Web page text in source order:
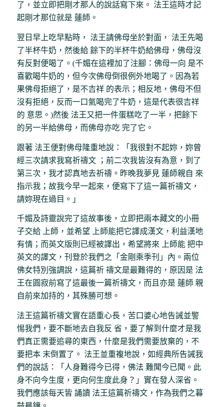
了，並立即把剛才那人的說話寫下來。 法王這時才記
起剛才那位就是 蓮師。
翌日早上吃早點時， 法王請佛母坐於對面， 法王先喝
了半杯牛奶，然後給 餘下的半杯牛奶給佛母，佛母沒
有反對便喝了。(千媚在這裡加了注腳：佛母一向 是不
喜歡喝牛奶的，但今次佛母倒很例外地喝了。因為若
果佛母拒絕了，是不吉祥 的表示；相反地，佛母不但
沒有拒絕，反而一口氣喝完了牛奶，這是代表很吉祥
的 意思。)然後 法王又把一件蛋糕吃了一半，把餘下
的另一半給佛母，而佛母亦吃 完了它。
跟著 法王便對佛母隆重地說：「我很對不起妳，妳曾
經三次請求我寫祈禱文 ；前二次我皆沒有為意，到了
第三次，我才認真地去祈禱。昨晚我夢見 蓮師親自 來
指示我；故我今早一起來，便寫下了這一篇祈禱文，
請妳現在過目。」
千媚及詩靈說完了這故事後，立即把兩本藏文的小冊
子交給 上師，並希望 上師能把它譯成漢文，利益漢地
有情；而英文版則已經被譯出，希望將來 上師能 把中
英文的譯文，刊登於我們之「金剛乘季刊」內。兩位
佛女特別強調說，這篇祈 禱文是最難得的，原因是 法
王在圓寂前寫了這最後一篇祈禱文，而且亦是 蓮師 親
自前來加持的，其殊勝可想。
法王這篇祈禱文實在語重心長，苦口婆心地告誡並警
惕我們，要不斷地去自我反 省，要了解到什麼才是我
們真正需要追尋的東西，什麼是我們需要放棄的，不
要把本 末倒置了。 法王並重複地說，如經典所告誡我
們的說話：「人身難得今已得，佛法 難聞今已聞。此
身不向今生度，更向何生度此身？」實在發人深省。
我們應該每天皆 誦讀 法王這篇祈禱文，作為我們之暮